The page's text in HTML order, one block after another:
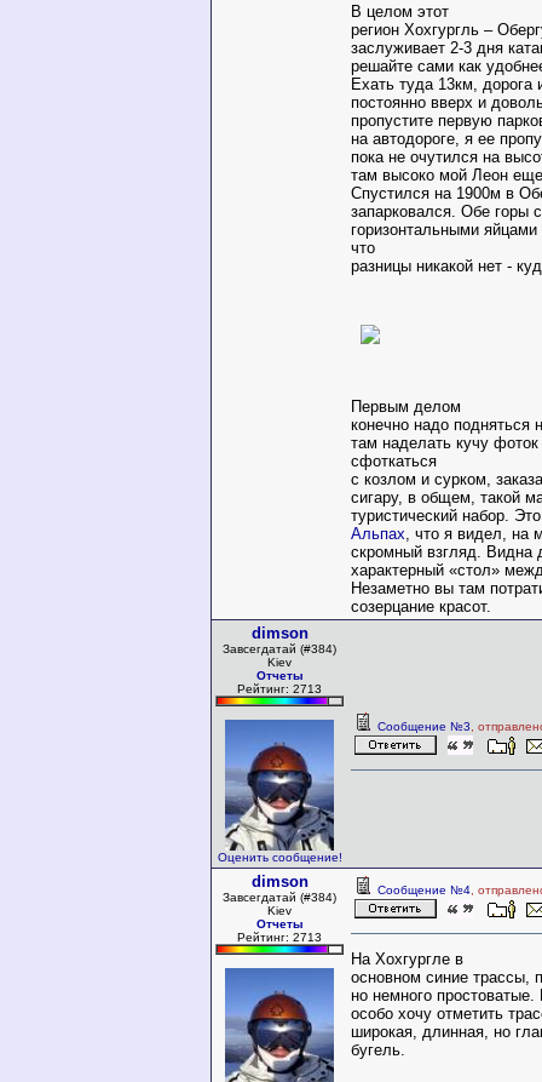
В целом этот
регион Хохгургль –
заслуживает 2-3 дня
решайте сами как
Ехать туда 13км, дорога
постоянно вверх и
пропустите первую
на автодороге, я ее
пока не очутился на
там высоко мой Леон
Спустился на 1900м в
запарковался. Обе горы
горизонтальными
что
разницы никакой нет -
Первым делом
конечно надо подняться
там наделать кучу
сфоткаться
с козлом и сурком,
сигару, в общем, такой
туристический набор.
Альпах , что я видел, на
скромный взгляд. Видна
характерный «стол»
Незаметно вы там
созерцание красот.
dimson
Завсегдатай (#384)
Kiev
Отчеты
Рейтинг: 2713
Оценить сообщение!
Сообщение №3 ,
dimson
Завсегдатай (#384)
Kiev
Отчеты
Рейтинг: 2713
Сообщение №4 ,
На Хохгургле в
основном синие трассы,
но немного простоватые.
особо хочу отметить
широкая, длинная, но
бугель.